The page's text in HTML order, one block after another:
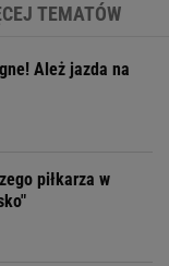
TEMATÓW
Ależ jazda na
piłkarza w